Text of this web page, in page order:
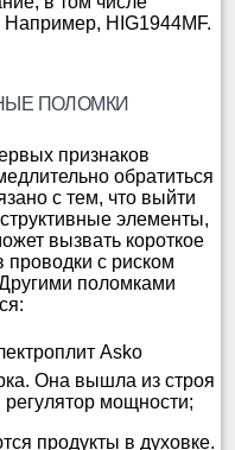
HIG1944MF.
ПОЛОМКИ
признаков
обратиться
с тем, что выйти
элементы,
вызвать короткое
проводки с риском
поломками
Она вышла из строя
мощности;
продукты в духовке.